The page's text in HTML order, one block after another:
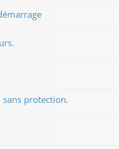
protection.